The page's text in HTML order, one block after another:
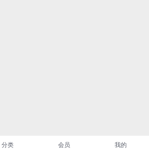
分类 会员 我的